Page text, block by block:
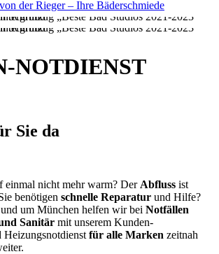
NOTDIENST
Sie da
einmal nicht mehr warm? Der Abfluss ist
benötigen schnelle Reparatur und Hilfe?
um München helfen wir bei Notfällen
Sanitär mit unserem Kunden-
Heizungsnotdienst für alle Marken zeitnah